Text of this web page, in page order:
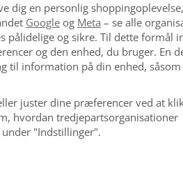
dig en personlig shoppingoplevelse,
Googleog Meta – se alle
pålidelige og sikre. Til dette formål
og den enhed, du bruger. En
til information på din enhed, såsom
juster dine præferencer ved at
hvordan tredjepartsorganisationer
"Indstillinger".